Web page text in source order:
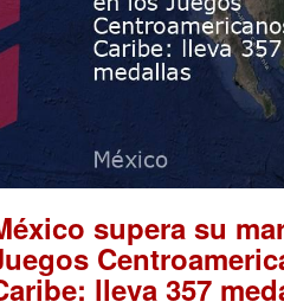
supera su
lleva 357